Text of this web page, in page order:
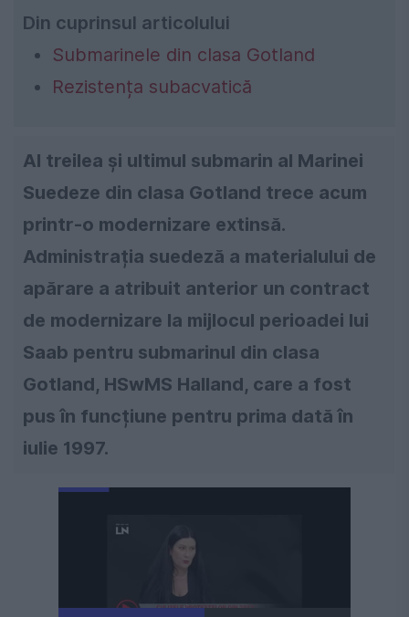
Din cuprinsul articolului
Submarinele din clasa Gotland
Rezistența subacvatică
Al treilea și ultimul submarin al Marinei
Suedeze din clasa Gotland trece acum
printr-o modernizare extinsă.
Administrația suedeză a materialului de
apărare a atribuit anterior un contract
de modernizare la mijlocul perioadei lui
Saab pentru submarinul din clasa
Gotland, HSwMS Halland, care a fost
pus în funcțiune pentru prima dată în
iulie 1997.